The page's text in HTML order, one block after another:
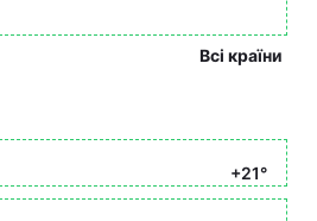
Всі країни
+21°